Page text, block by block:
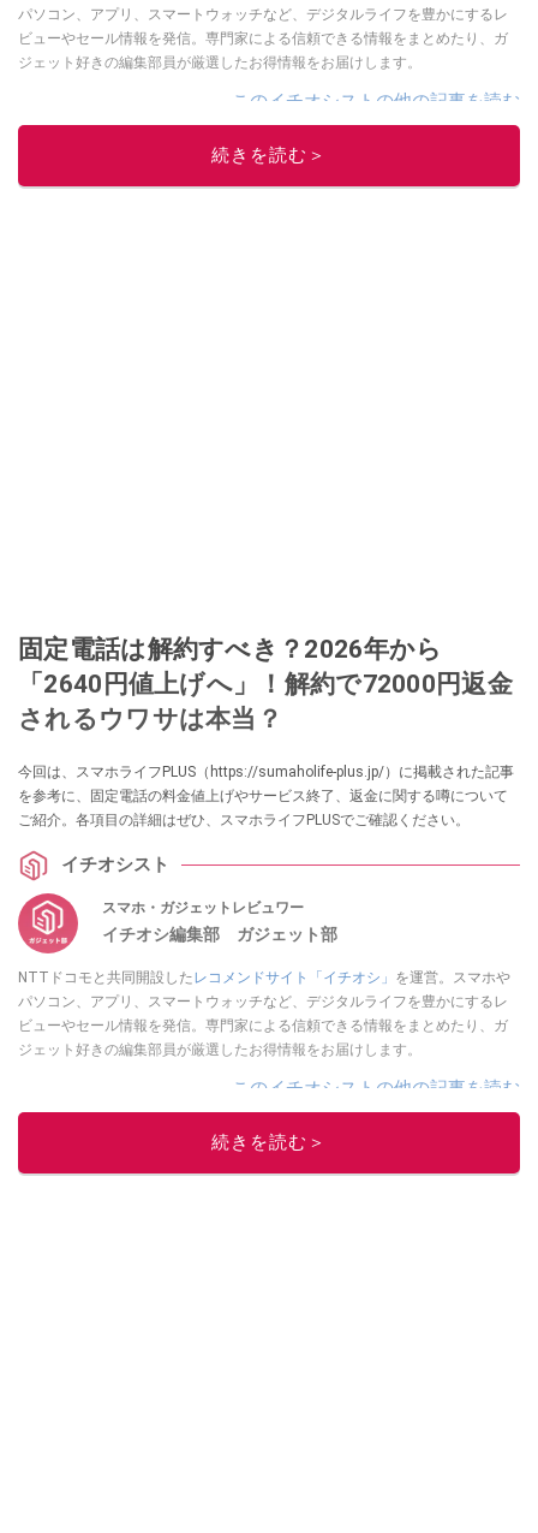
パソコン、アプリ、スマートウォッチなど、デジタルライフを豊かにするレ
ビューやセール情報を発信。専門家による信頼できる情報をまとめたり、ガ
ジェット好きの編集部員が厳選したお得情報をお届けします。
このイチオシストの他の記事を読む
続きを読む＞
固定電話は解約すべき？2026年から
「2640円値上げへ」！解約で72000円返金
されるウワサは本当？
今回は、スマホライフPLUS（https://sumaholife-plus.jp/）に掲載された記事
を参考に、固定電話の料金値上げやサービス終了、返金に関する噂について
ご紹介。各項目の詳細はぜひ、スマホライフPLUSでご確認ください。
イチオシスト
スマホ・ガジェットレビュワー
イチオシ編集部 ガジェット部
NTTドコモと共同開設した レコメンドサイト「イチオシ」 を運営。スマホや
パソコン、アプリ、スマートウォッチなど、デジタルライフを豊かにするレ
ビューやセール情報を発信。専門家による信頼できる情報をまとめたり、ガ
ジェット好きの編集部員が厳選したお得情報をお届けします。
このイチオシストの他の記事を読む
続きを読む＞